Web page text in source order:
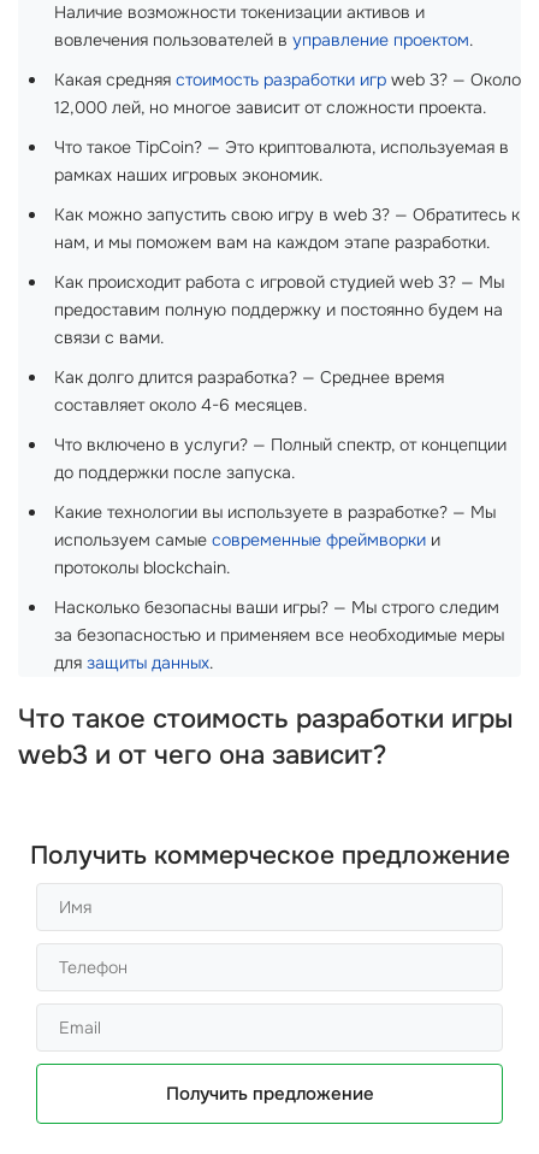
Наличие возможности токенизации активов и
вовлечения пользователей в управление проектом.
Какая средняя стоимость разработки игр web 3? — Около
12,000 лей, но многое зависит от сложности проекта.
Что такое TipCoin? — Это криптовалюта, используемая в
рамках наших игровых экономик.
Как можно запустить свою игру в web 3? — Обратитесь к
нам, и мы поможем вам на каждом этапе разработки.
Как происходит работа с игровой студией web 3? — Мы
предоставим полную поддержку и постоянно будем на
связи с вами.
Как долго длится разработка? — Среднее время
составляет около 4-6 месяцев.
Что включено в услуги? — Полный спектр, от концепции
до поддержки после запуска.
Какие технологии вы используете в разработке? — Мы
используем самые современные фреймворки и
протоколы blockchain.
Насколько безопасны ваши игры? — Мы строго следим
за безопасностью и применяем все необходимые меры
для защиты данных.
Что такое стоимость разработки игры
web3 и от чего она зависит?
Получить коммерческое предложение
Получить предложение